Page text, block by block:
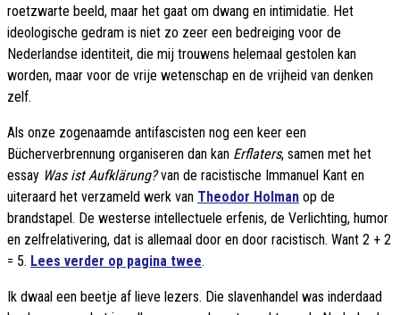
roetzwarte beeld, maar het gaat om dwang en intimidatie. Het
ideologische gedram is niet zo zeer een bedreiging voor de
Nederlandse identiteit, die mij trouwens helemaal gestolen kan
worden, maar voor de vrije wetenschap en de vrijheid van denken
zelf.
Als onze zogenaamde antifascisten nog een keer een
Bücherverbrennung organiseren dan kan Erflaters, samen met het
essay Was ist Aufklärung?van de racistische Immanuel Kant en
uiteraard het verzameld werk van Theodor Holman op de
brandstapel. De westerse intellectuele erfenis, de Verlichting, humor
en zelfrelativering, dat is allemaal door en door racistisch. Want 2 + 2
= 5. Lees verder op pagina twee.
Ik dwaal een beetje af lieve lezers. Die slavenhandel was inderdaad